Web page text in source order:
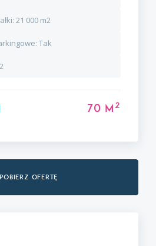
21 000 m2
Tak
70 m 2
pobierz ofertę